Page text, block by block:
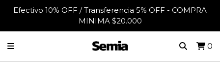
Efectivo 10% OFF / Transferencia 5% OFF - COMPRA
MINIMA $20.000
0